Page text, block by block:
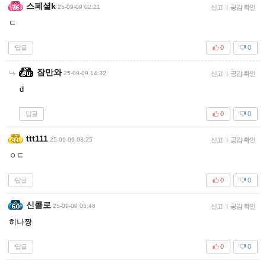
스페셜k 25-09-09 02:21 신고 | 공감 확인
ㄷ
답글 0
0
잠만와 25-09-09 14:32 신고 | 공감 확인
d
답글 0
0
ttt111 25-09-09 03:25 신고 | 공감 확인
ㅇㄷ
답글 0
0
신콜로 25-09-09 05:48 신고 | 공감 확인
히나짱
답글 0
0